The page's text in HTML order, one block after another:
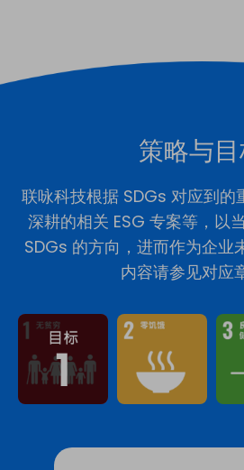
策略与
联咏科技根据 SDGs 对应到的
深耕的相关 ESG 专案等，以
SDGs 的方向，进而作为企业
内容请参见对应